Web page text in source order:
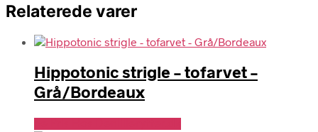
Relaterede varer
Hippotonic strigle – tofarvet –
Grå/Bordeaux